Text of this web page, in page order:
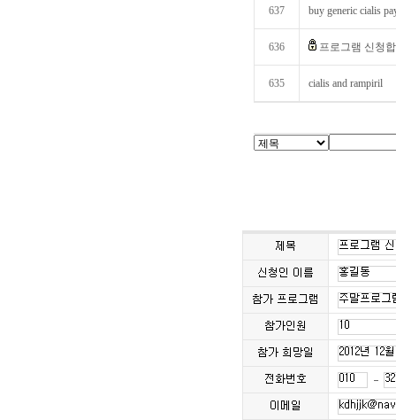
637 buy generic cialis
636 프로그램 신청
635 cialis and rampiril